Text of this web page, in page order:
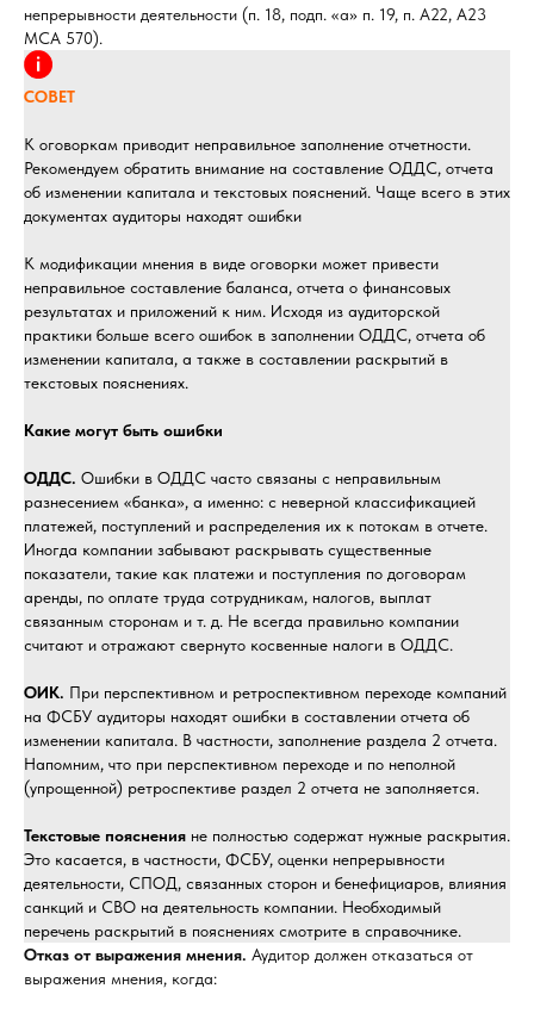
непрерывности деятельности (п. 18, подп. «а» п. 19, п. А22, А23
МСА 570).
СОВЕТ
К оговоркам приводит неправильное заполнение отчетности.
Рекомендуем обратить внимание на составление ОДДС, отчета
об изменении капитала и текстовых пояснений. Чаще всего в этих
документах аудиторы находят ошибки
К модификации мнения в виде оговорки может привести
неправильное составление баланса, отчета о финансовых
результатах и приложений к ним. Исходя из аудиторской
практики больше всего ошибок в заполнении ОДДС, отчета об
изменении капитала, а также в составлении раскрытий в
текстовых пояснениях.
Какие могут быть ошибки
ОДДС. Ошибки в ОДДС часто связаны с неправильным
разнесением «банка», а именно: с неверной классификацией
платежей, поступлений и распределения их к потокам в отчете.
Иногда компании забывают раскрывать существенные
показатели, такие как платежи и поступления по договорам
аренды, по оплате труда сотрудникам, налогов, выплат
связанным сторонам и т. д. Не всегда правильно компании
считают и отражают свернуто косвенные налоги в ОДДС.
ОИК. При перспективном и ретроспективном переходе компаний
на ФСБУ аудиторы находят ошибки в составлении отчета об
изменении капитала. В частности, заполнение раздела 2 отчета.
Напомним, что при перспективном переходе и по неполной
(упрощенной) ретроспективе раздел 2 отчета не заполняется.
Текстовые пояснения не полностью содержат нужные раскрытия.
Это касается, в частности, ФСБУ, оценки непрерывности
деятельности, СПОД, связанных сторон и бенефициаров, влияния
санкций и СВО на деятельность компании. Необходимый
перечень раскрытий в пояснениях смотрите в справочнике.
Отказ от выражения мнения. Аудитор должен отказаться от
выражения мнения, когда: